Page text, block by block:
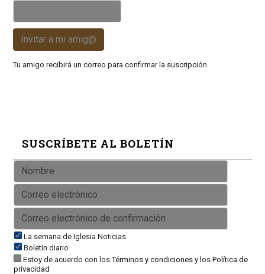
Invitar a mi amig@
Tu amigo recibirá un correo para confirmar la suscripción.
SUSCRÍBETE AL BOLETÍN
La semana de Iglesia Noticias
Boletín diario
Estoy de acuerdo con losTérminos y condicionesy los Política de
privacidad